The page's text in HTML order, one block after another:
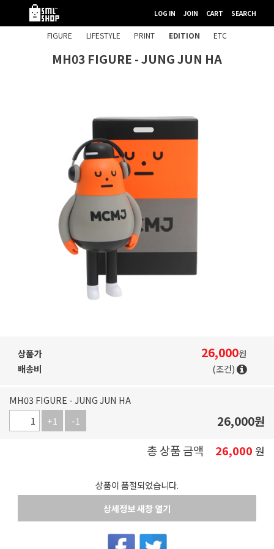
LOG IN JOIN CART SEARCH
FIGURE LIFESTYLE PRINT EDITION ETC
MH03 FIGURE - JUNG JUN HA
상품가 26,000원
배송비
(조건)
MH03 FIGURE - JUNG JUN HA
+1
-1 26,000원
총 상품 금액
26,000 원
상품이 품절되었습니다.
상세정보 새창 열기